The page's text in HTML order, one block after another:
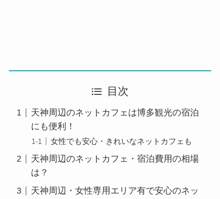
目次
天神周辺のネットカフェは博多観光の宿泊
にも便利！
女性でも安心・きれいなネットカフェも
天神周辺のネットカフェ・宿泊費用の相場
は？
天神周辺・女性専用エリア有で安心のネッ